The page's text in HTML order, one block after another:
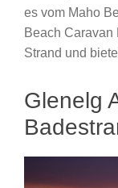
es vom Maho
Beach Caravan
Strand und
Glenelg